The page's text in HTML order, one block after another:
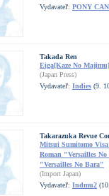
Vydavateľ: PONY
Takada Ren
Eiga[Kaze No
(Japan Press)
Vydavateľ: Indies (9.
Takarazuka Revue
Mitsui Sumitomo
Roman "Versailles
"Versailles No Bara"
(Import Japan)
Vydavateľ: Indmu2